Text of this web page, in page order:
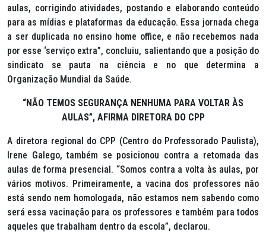
aulas, corrigindo atividades, postando e elaborando conteúdo
para as mídias e plataformas da educação. Essa jornada chega
a ser duplicada no ensino home office, e não recebemos nada
por esse ‘serviço extra”, concluiu, salientando que a posição do
sindicato se pauta na ciência e no que determina a
Organização Mundial da Saúde.
“NÃO TEMOS SEGURANÇA NENHUMA PARA VOLTAR ÀS
AULAS”, AFIRMA DIRETORA DO CPP
A diretora regional do CPP (Centro do Professorado Paulista),
Irene Galego, também se posicionou contra a retomada das
aulas de forma presencial. “Somos contra a volta às aulas, por
vários motivos. Primeiramente, a vacina dos professores não
está sendo nem homologada, não estamos nem sabendo como
será essa vacinação para os professores e também para todos
aqueles que trabalham dentro da escola”, declarou.